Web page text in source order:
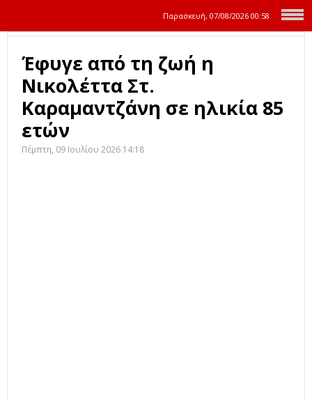
Παρασκευή, 07/08/2026 00:58
Έφυγε από τη ζωή η
Νικολέττα Στ.
Καραμαντζάνη σε ηλικία 85
ετών
Πέμπτη, 09 Ιουλίου 2026 14:18